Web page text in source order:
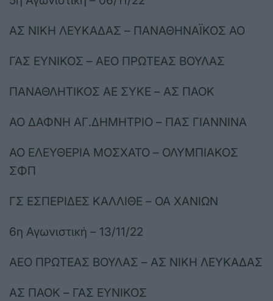
ΑΣ ΝΙΚΗ ΛΕΥΚΑΔΑΣ – ΠΑΝΑΘΗΝΑΪΚΟΣ ΑΟ
ΓΑΣ ΕΥΝΙΚΟΣ – ΑΕΟ ΠΡΩΤΕΑΣ ΒΟΥΛΑΣ
ΠΑΝΑΘΛΗΤΙΚΟΣ ΑΕ ΣΥΚΕ – ΑΣ ΠΑΟΚ
ΑΟ ΔΑΦΝΗ ΑΓ.ΔΗΜΗΤΡΙΟ – ΠΑΣ ΓΙΑΝΝΙΝΑ
ΑΟ ΕΛΕΥΘΕΡΙΑ ΜΟΣΧΑΤΟ – ΟΛΥΜΠΙΑΚΟΣ
ΣΦΠ
ΓΣ ΕΣΠΕΡΙΔΕΣ ΚΑΛΛΙΘΕ – ΟΑ ΧΑΝΙΩΝ
6η Αγωνιστική – 13/11/22
ΑΕΟ ΠΡΩΤΕΑΣ ΒΟΥΛΑΣ – ΑΣ ΝΙΚΗ ΛΕΥΚΑΔΑΣ
ΑΣ ΠΑΟΚ – ΓΑΣ ΕΥΝΙΚΟΣ